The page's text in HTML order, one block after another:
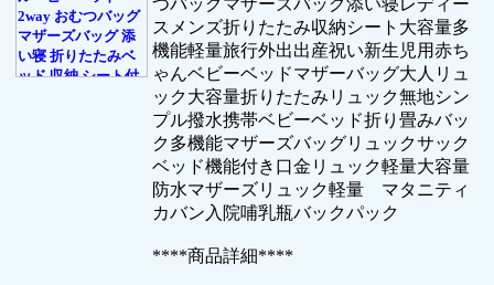
スメンズ折りたたみ収納シート大容量多
機能軽量旅行外出出産祝い新生児用赤ち
ゃんベビーベッドマザーバッグ大人リュ
ック大容量折りたたみリュック無地シン
プル撥水携帯ベビーベッド折り畳みバッ
ク多機能マザーズバッグリュックサック
ベッド機能付き口金リュック軽量大容量
防水マザーズリュック軽量 マタニティ
カバン入院哺乳瓶バックパック
****商品詳細****